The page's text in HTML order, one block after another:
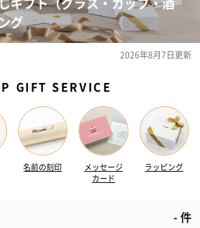
グ
2026年8月7日更新
GIFT SERVICE
名前の刻印
メッセージ
カード
ラッピング
-件